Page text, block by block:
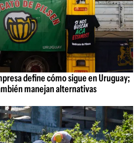
define cómo sigue en Uruguay;
manejan alternativas